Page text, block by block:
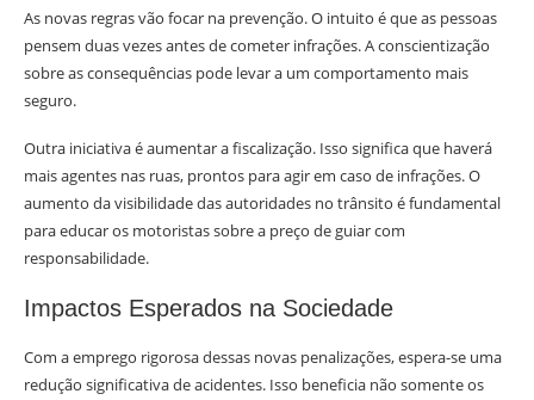
As novas regras vão focar na prevenção. O intuito é que as pessoas
pensem duas vezes antes de cometer infrações. A conscientização
sobre as consequências pode levar a um comportamento mais
seguro.
Outra iniciativa é aumentar a fiscalização. Isso significa que haverá
mais agentes nas ruas, prontos para agir em caso de infrações. O
aumento da visibilidade das autoridades no trânsito é fundamental
para educar os motoristas sobre a preço de guiar com
responsabilidade.
Impactos Esperados na Sociedade
Com a emprego rigorosa dessas novas penalizações, espera-se uma
redução significativa de acidentes. Isso beneficia não somente os